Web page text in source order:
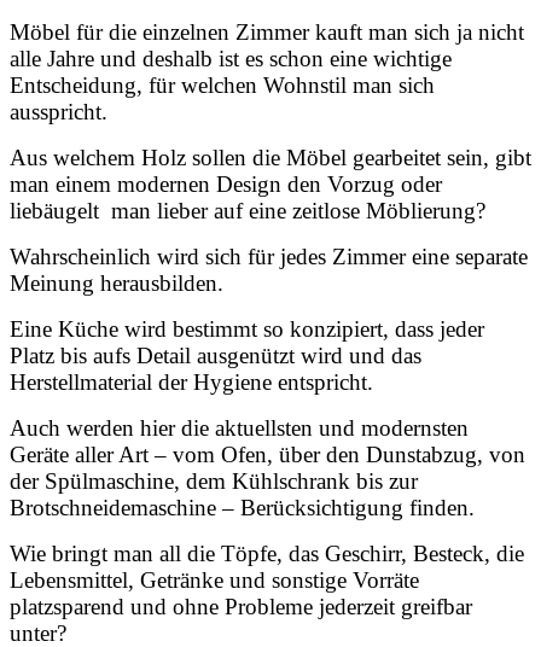
Möbel für die einzelnen Zimmer kauft man sich ja nicht
alle Jahre und deshalb ist es schon eine wichtige
Entscheidung, für welchen Wohnstil man sich
ausspricht.
Aus welchem Holz sollen die Möbel gearbeitet sein, gibt
man einem modernen Design den Vorzug oder
liebäugelt man lieber auf eine zeitlose Möblierung?
Wahrscheinlich wird sich für jedes Zimmer eine separate
Meinung herausbilden.
Eine Küche wird bestimmt so konzipiert, dass jeder
Platz bis aufs Detail ausgenützt wird und das
Herstellmaterial der Hygiene entspricht.
Auch werden hier die aktuellsten und modernsten
Geräte aller Art – vom Ofen, über den Dunstabzug, von
der Spülmaschine, dem Kühlschrank bis zur
Brotschneidemaschine – Berücksichtigung finden.
Wie bringt man all die Töpfe, das Geschirr, Besteck, die
Lebensmittel, Getränke und sonstige Vorräte
platzsparend und ohne Probleme jederzeit greifbar
unter?